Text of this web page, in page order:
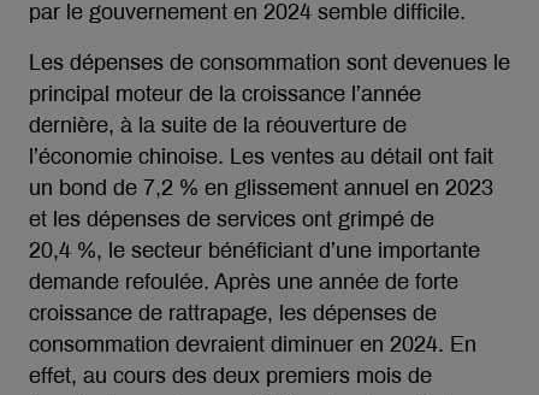
par le gouvernement en 2024 semble difficile.
Les dépenses de consommation sont devenues le
principal moteur de la croissance l’année
dernière, à la suite de la réouverture de
l’économie chinoise. Les ventes au détail ont fait
un bond de 7,2 % en glissement annuel en 2023
et les dépenses de services ont grimpé de
20,4 %, le secteur bénéficiant d’une importante
demande refoulée. Après une année de forte
croissance de rattrapage, les dépenses de
consommation devraient diminuer en 2024. En
effet, au cours des deux premiers mois de